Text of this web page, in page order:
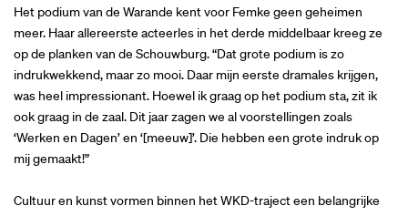
Het podium van de Warande kent voor Femke geen geheimen
meer. Haar allereerste acteerles in het derde middelbaar kreeg ze
op de planken van de Schouwburg. “Dat grote podium is zo
indrukwekkend, maar zo mooi. Daar mijn eerste dramales krijgen,
was heel impressionant. Hoewel ik graag op het podium sta, zit ik
ook graag in de zaal. Dit jaar zagen we al voorstellingen zoals
‘Werken en Dagen’ en ‘[meeuw]’. Die hebben een grote indruk op
mij gemaakt!”
Cultuur en kunst vormen binnen het WKD-traject een belangrijke
Inzoomen